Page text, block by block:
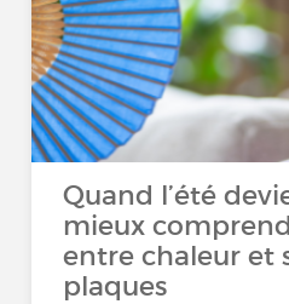
Quand l’été
mieux
entre chaleur et
plaques